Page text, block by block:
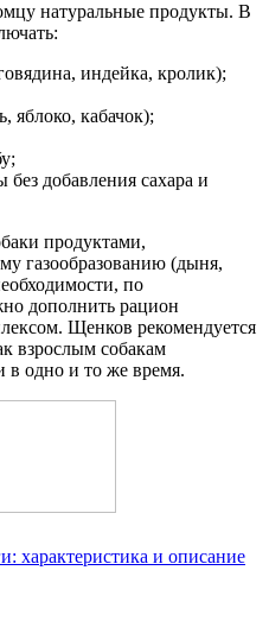
натуральные продукты. В
индейка, кролик);
яблоко, кабачок);
добавления сахара и
продуктами,
газообразованию (дыня,
по
дополнить рацион
Щенков рекомендуется
взрослым собакам
в одно и то же время.
характеристика и описание